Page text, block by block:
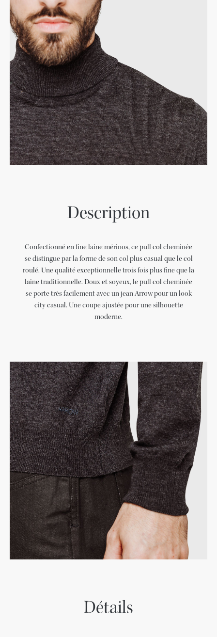
Description
Confectionné en fine laine mérinos, ce pull col cheminée
se distingue par la forme de son col plus casual que le col
roulé. Une qualité exceptionnelle trois fois plus fine que la
laine traditionnelle. Doux et soyeux, le pull col cheminée
se porte très facilement avec un jean Arrow pour un look
city casual. Une coupe ajustée pour une silhouette
moderne.
Détails